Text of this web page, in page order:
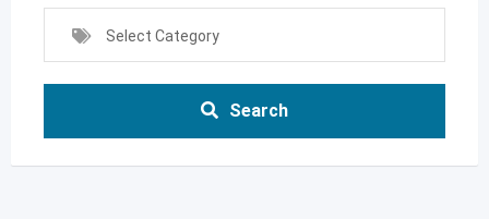
Select Category
Search